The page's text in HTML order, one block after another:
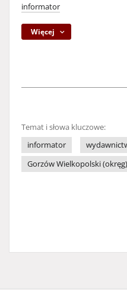
informator
Więcej
Temat i słowa kluczowe:
informator
Gorzów Wielkopolski (okręg)